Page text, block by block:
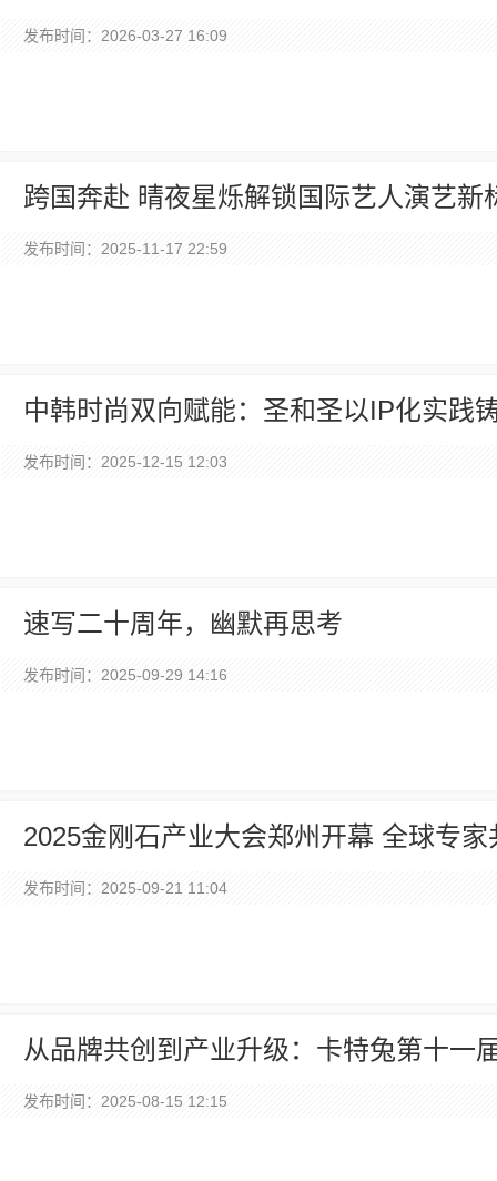
发布时间：2026-03-27 16:09
跨国奔赴 晴夜星烁解锁国际艺人演艺新
发布时间：2025-11-17 22:59
中韩时尚双向赋能：圣和圣以IP化实践
发布时间：2025-12-15 12:03
速写二十周年，幽默再思考
发布时间：2025-09-29 14:16
2025金刚石产业大会郑州开幕 全球专家
发布时间：2025-09-21 11:04
从品牌共创到产业升级：卡特兔第十一
发布时间：2025-08-15 12:15